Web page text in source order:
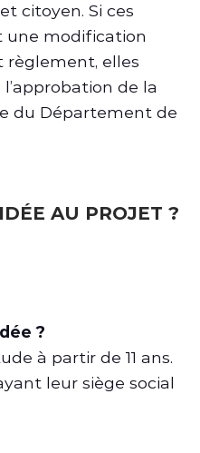
citoyen. Si ces
une modification
règlement, elles
de la
du Département de
AU PROJET ?
?
à partir de 11 ans.
leur siège social